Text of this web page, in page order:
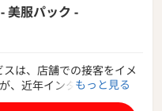
美服パック -
は、店舗での接客をイメ
、近年インターネット上
増えてきております。
もっと見る